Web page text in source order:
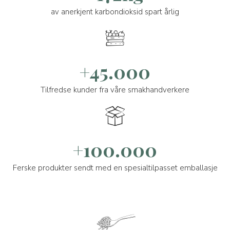
av anerkjent karbondioksid spart årlig
+45.000
Tilfredse kunder fra våre smakhandverkere
+100.000
Ferske produkter sendt med en spesialtilpasset emballasje